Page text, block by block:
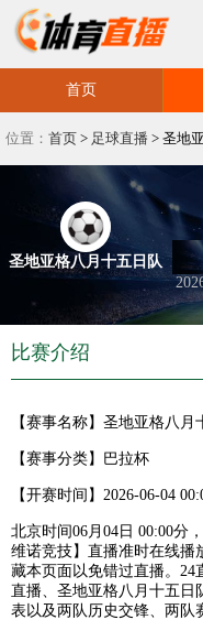
首页
位置： 首页 > 足球直播 > 圣地
圣地亚格八月十五日队
比赛介绍
【赛事名称】 圣地亚格八月
【赛事分类】 巴拉杯
【开赛时间】 2026-06-04
北京时间06月04日 00:00分
维诺竞技】直播准时在线播
藏本页面以免错过直播。
直播、圣地亚格八月十五日
表以及两队历史交锋、两队